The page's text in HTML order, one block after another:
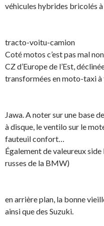
véhicules hybrides bricolés
tracto-voitu-camion
Coté motos c’est pas mal
CZ d’Europe de l’Est,
transformées en moto-taxi à
Jawa. A noter sur une base
à disque, le ventilo sur le
fauteuil confort…
Également de valeureux
russes de la BMW)
en arrière plan, la bonne
ainsi que des Suzuki.